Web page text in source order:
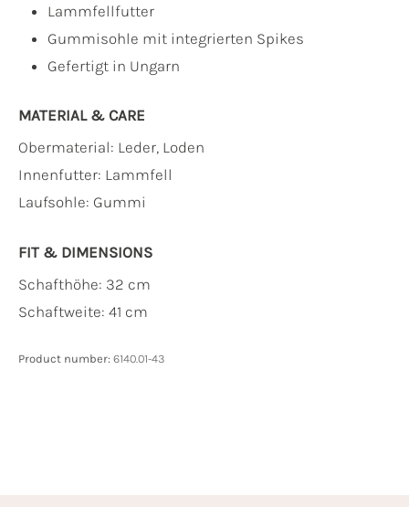
Lammfellfutter
Gummisohle mit integrierten Spikes
Gefertigt in Ungarn
MATERIAL & CARE
Obermaterial: Leder, Loden
Innenfutter: Lammfell
Laufsohle: Gummi
FIT & DIMENSIONS
Schafthöhe: 32 cm
Schaftweite: 41 cm
Product number: 6140.01-43